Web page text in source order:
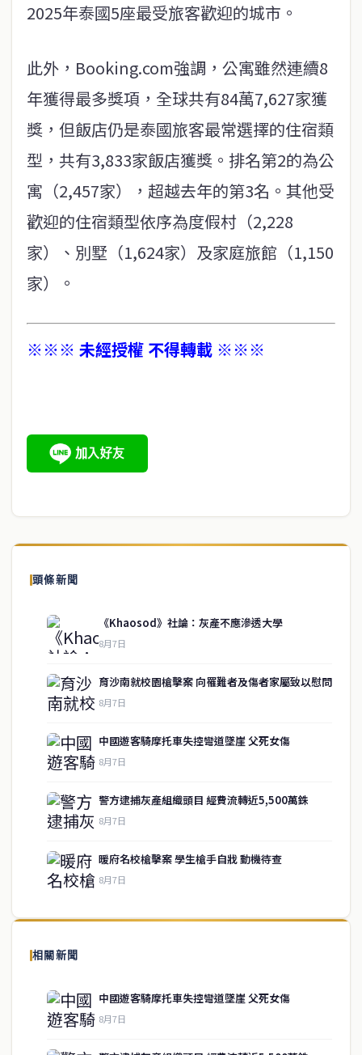
2025年泰國5座最受旅客歡迎的城市。
此外，Booking.com強調，公寓雖然連續8
年獲得最多獎項，全球共有84萬7,627家獲
獎，但飯店仍是泰國旅客最常選擇的住宿類
型，共有3,833家飯店獲獎。排名第2的為公
寓（2,457家），超越去年的第3名。其他受
歡迎的住宿類型依序為度假村（2,228
家）、別墅（1,624家）及家庭旅館（1,150
家）。
※※※ 未經授權 不得轉載 ※※※
頭條新聞
《Khaosod》社論：灰產不應滲透大學
8月7日
育沙南就校園槍擊案 向罹難者及傷者家屬致以慰問
8月7日
中國遊客騎摩托車失控彎道墜崖 父死女傷
8月7日
警方逮捕灰產組織頭目 經費流轉近5,500萬銖
8月7日
暖府名校槍擊案 學生槍手自戕 動機待查
8月7日
相關新聞
中國遊客騎摩托車失控彎道墜崖 父死女傷
8月7日
關於我們
泰國中文新聞（TCN）是一家總部設於曼谷的中文新聞媒體，致力於
供即時、客觀、多元的中文新聞內容。
service@thaichinesenews.com